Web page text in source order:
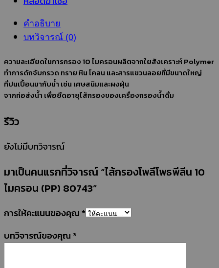
คำอธิบาย
บทวิจารณ์ (0)
ความละเอียดในการกรอง 10 ไมครอนผลิตจากใยสังเคราะห์ Polymer
ทำการดักจับกรวด ทราย หิน โคลน และสารแขวนลอยที่มีขนาดใหญ่
ที่ปนเปื้อนมากับน้ำ เช่น เศษสนิมและผงฝุ่น
จากท่อส่งน้ำ เพื่อยืดอายุไส้กรองของเครื่องกรองน้ำดื่ม
รีวิว
ยังไม่มีบทวิจารณ์
มาเป็นคนแรกที่วิจารณ์ “ไส้กรองโพลีโพธพีลีน 10
ไมครอน (PP) 80743”
การให้คะแนนของคุณ *
บทวิจารณ์ของคุณ *